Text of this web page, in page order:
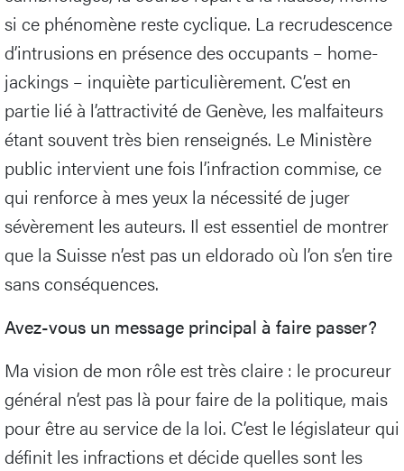
si ce phénomène reste cyclique. La recrudescence
d’intrusions en présence des occupants – home-
jackings – inquiète particulièrement. C’est en
partie lié à l’attractivité de Genève, les malfaiteurs
étant souvent très bien renseignés. Le Ministère
public intervient une fois l’infraction commise, ce
qui renforce à mes yeux la nécessité de juger
sévèrement les auteurs. Il est essentiel de montrer
que la Suisse n’est pas un eldorado où l’on s’en tire
sans conséquences.
Avez-vous un message principal à faire passer?
Ma vision de mon rôle est très claire : le procureur
général n’est pas là pour faire de la politique, mais
pour être au service de la loi. C’est le législateur qui
définit les infractions et décide quelles sont les